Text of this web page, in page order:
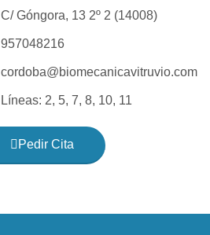
C/ Góngora, 13 2º 2 (14008)
957048216
cordoba@biomecanicavitruvio.com
Líneas: 2, 5, 7, 8, 10, 11
Pedir Cita